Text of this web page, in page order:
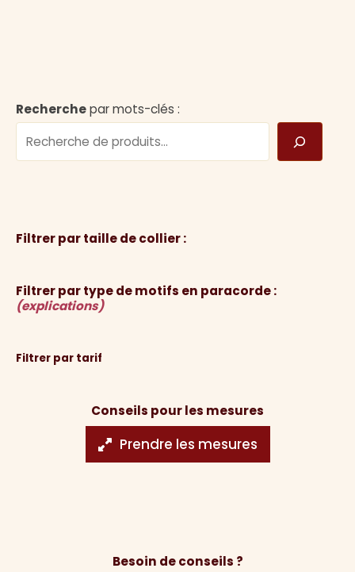
Recherchepar mots-clés :
Filtrer par taille de collier :
Filtrer par type de motifs en paracorde :
(explications)
Filtrer par tarif
Conseils pour les mesures
Prendre les mesures
Besoin de conseils ?